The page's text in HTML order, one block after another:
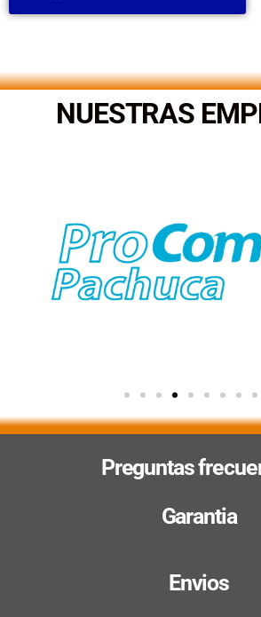
NUESTRAS
Preguntas
Garantia
Envios